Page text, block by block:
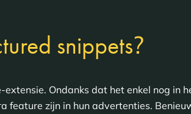
snippets?
Ondanks dat het enkel nog in
zijn in hun advertenties.